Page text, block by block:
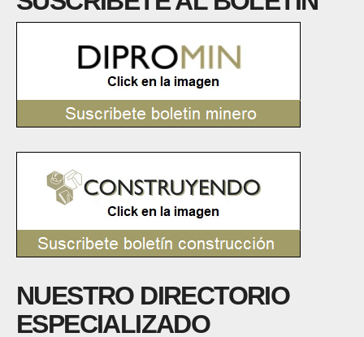
NUESTRO DIRECTORIO
ESPECIALIZADO